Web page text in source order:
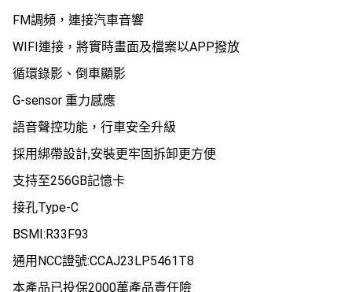
FM調頻，連接汽車音響
WIFI連接，將實時畫面及檔案以APP撥放
循環錄影、倒車顯影
G-sensor 重力感應
語音聲控功能，行車安全升級
採用綁帶設計,安裝更牢固拆卸更方便
支持至256GB記憶卡
接孔Type-C
BSMI:R33F93
通用NCC證號:CCAJ23LP5461T8
本產品已投保2000萬產品責任險